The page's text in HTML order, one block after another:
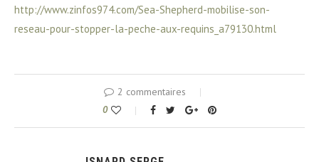
http://www.zinfos974.com/Sea-Shepherd-mobilise-son-
reseau-pour-stopper-la-peche-aux-requins_a79130.html
2 commentaires
0